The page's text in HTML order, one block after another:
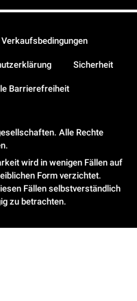
Alle Rechte
wird in wenigen Fällen auf
Form verzichtet.
Fällen selbstverständlich
zu betrachten.
Verkaufsbedingungen
Sicherheit
Barrierefreiheit